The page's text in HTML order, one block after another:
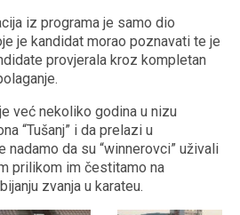
iz programa je samo dio
je kandidat morao poznavati te je
provjerala kroz kompletan
već nekoliko godina u nizu
“Tušanj” i da prelazi u
nadamo da su “winnerovci” uživali
prilikom im čestitamo na
zvanja u karateu.